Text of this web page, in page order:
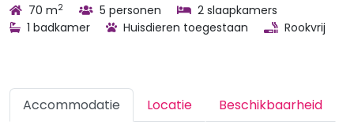
70 m2 5 personen
2 slaapkamers
1 badkamer
Huisdieren toegestaan Rookvrij
Accommodatie Locatie Beschikbaarheid